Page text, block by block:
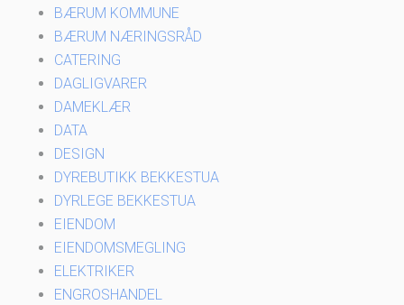
BÆRUM KOMMUNE
BÆRUM NÆRINGSRÅD
CATERING
DAGLIGVARER
DAMEKLÆR
DATA
DESIGN
DYREBUTIKK BEKKESTUA
DYRLEGE BEKKESTUA
EIENDOM
EIENDOMSMEGLING
ELEKTRIKER
ENGROSHANDEL